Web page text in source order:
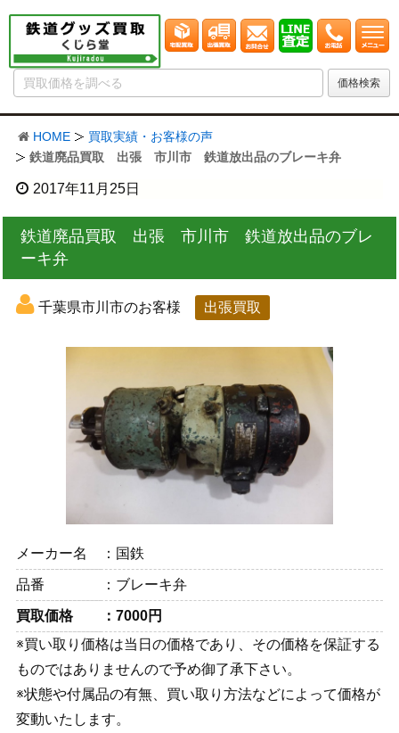
HOME
買取実績・お客様の声
鉄道廃品買取 出張 市川市 鉄道放出品のブレーキ弁
2017年11月25日
鉄道廃品買取 出張 市川市 鉄道放出品のブレ
ーキ弁
千葉県市川市のお客様 出張買取
メーカー名 国鉄
品番 ブレーキ弁
買取価格
7000円
※買い取り価格は当日の価格であり、その価格を保証する
ものではありませんので予め御了承下さい。
※状態や付属品の有無、買い取り方法などによって価格が
変動いたします。